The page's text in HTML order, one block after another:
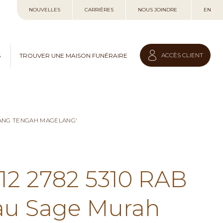
au
NOUVELLES CARRIÈRES NOUS JOINDRE EN
TROUVER UNE MAISON FUNÉRAIRE ACCÈS CLIENT
TENGAH MAGELANG'
2782 5310 RAB
Sage Murah